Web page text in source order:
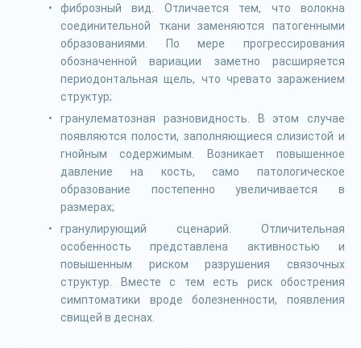
фиброзный вид. Отличается тем, что волокна
соединительной ткани заменяются патогенными
образованиями. По мере прогрессирования
обозначенной вариации заметно расширяется
периодонтальная щель, что чревато заражением
структур;
гранулематозная разновидность. В этом случае
появляются полости, заполняющиеся слизистой и
гнойным содержимым. Возникает повышенное
давление на кость, само патологическое
образование постепенно увеличивается в
размерах;
гранулирующий сценарий. Отличительная
особенность представлена активностью и
повышенным риском разрушения связочных
структур. Вместе с тем есть риск обострения
симптоматики вроде болезненности, появления
свищей в деснах.